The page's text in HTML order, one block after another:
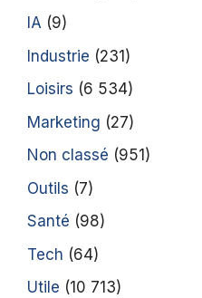
IA (9)
Industrie (231)
Loisirs (6 534)
Marketing (27)
Non classé (951)
Outils (7)
Santé (98)
Tech (64)
Utile (10 713)